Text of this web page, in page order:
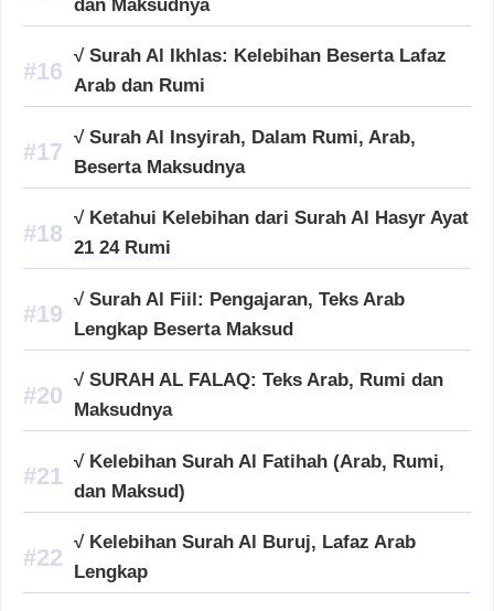
dan Maksudnya
√ Surah Al Ikhlas: Kelebihan Beserta Lafaz
Arab dan Rumi
√ Surah Al Insyirah, Dalam Rumi, Arab,
Beserta Maksudnya
√ Ketahui Kelebihan dari Surah Al Hasyr Ayat
21 24 Rumi
√ Surah Al Fiil: Pengajaran, Teks Arab
Lengkap Beserta Maksud
√ SURAH AL FALAQ: Teks Arab, Rumi dan
Maksudnya
√ Kelebihan Surah Al Fatihah (Arab, Rumi,
dan Maksud)
√ Kelebihan Surah Al Buruj, Lafaz Arab
Lengkap